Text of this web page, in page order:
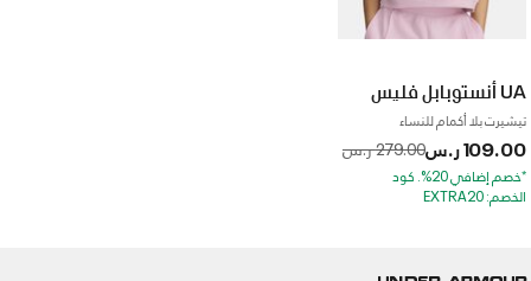
UA أنستوبابل فليس
تيشيرت بلا أكمام للنساء
109.00 ر.س Price reduced from
279.00 ر.س to
*خصم إضافي 20%. كود
الخصم: EXTRA20